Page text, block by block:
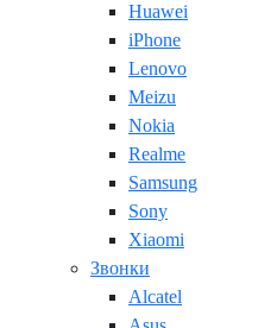
Huawei
iPhone
Lenovo
Meizu
Nokia
Realme
Samsung
Sony
Xiaomi
Звонки
Alcatel